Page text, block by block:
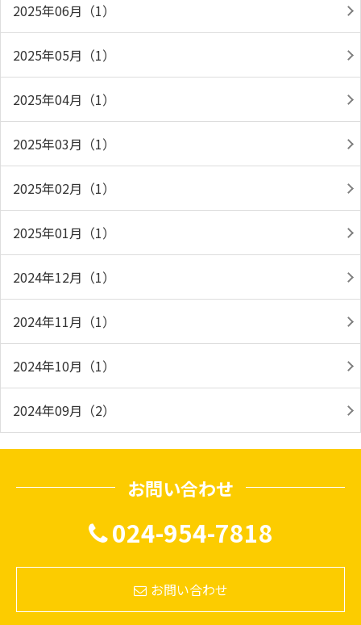
2025年06月（1）
2025年05月（1）
2025年04月（1）
2025年03月（1）
2025年02月（1）
2025年01月（1）
2024年12月（1）
2024年11月（1）
2024年10月（1）
2024年09月（2）
お問い合わせ
024-954-7818
お問い合わせ